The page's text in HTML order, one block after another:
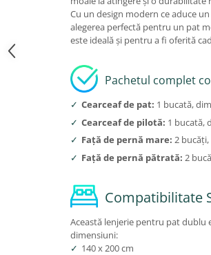
Cu un design modern ce aduce
alegerea perfectă pentru un pat
este ideală și pentru a fi oferită
Pachetul complet
✓ Cearceaf de pat: 1 bucată,
✓ Cearceaf de pilotă: 1 bucată,
✓ Față de pernă mare: 2
✓ Față de pernă pătrată: 2
Compatibilitate
Această lenjerie pentru pat dublu
dimensiuni:
✓ 140 x 200 cm